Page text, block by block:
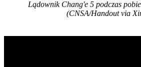
Lądownik Chang'e 5 podczas
(CNSA/Handout via